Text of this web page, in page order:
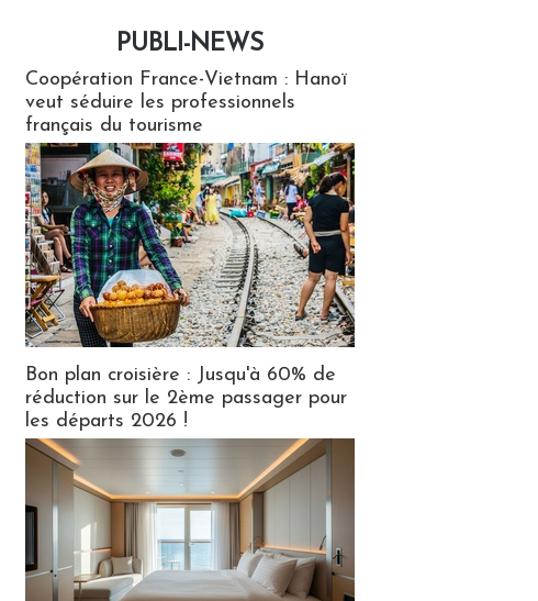
PUBLI-NEWS
Coopération France-Vietnam : Hanoï
veut séduire les professionnels
français du tourisme
Bon plan croisière : Jusqu'à 60% de
réduction sur le 2ème passager pour
les départs 2026 !